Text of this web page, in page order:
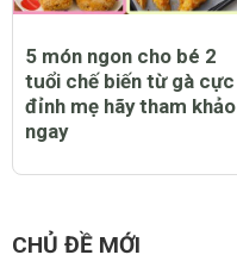
5 món ngon cho bé 2
tuổi chế biến từ gà cực
đỉnh mẹ hãy tham khảo
ngay
CHỦ ĐỀ MỚI